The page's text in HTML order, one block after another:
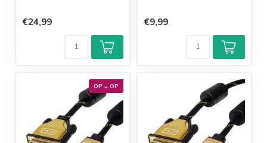
€24,99 €9,99
OP = OP